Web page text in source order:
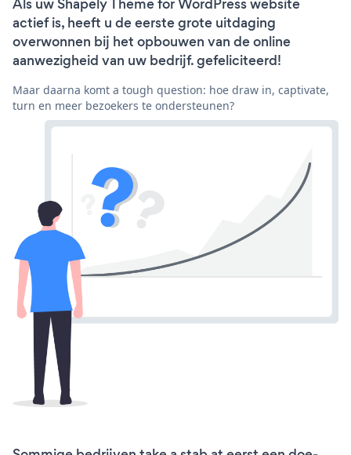
actief is, heeft u de eerste grote uitdaging
overwonnen bij het opbouwen van de online
aanwezigheid van uw bedrijf. gefeliciteerd!
Maar daarna komt a tough question: hoe draw in, captivate,
turn en meer bezoekers te ondersteunen?